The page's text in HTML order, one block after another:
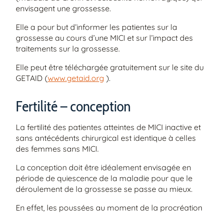
envisagent une grossesse.
Elle a pour but d’informer les patientes sur la
grossesse au cours d’une MICI et sur l’impact des
traitements sur la grossesse.
Elle peut être téléchargée gratuitement sur le site du
GETAID (www.getaid.org ).
Fertilité – conception
La fertilité des patientes atteintes de MICI inactive et
sans antécédents chirurgical est identique à celles
des femmes sans MICI.
La conception doit être idéalement envisagée en
période de quiescence de la maladie pour que le
déroulement de la grossesse se passe au mieux.
En effet, les poussées au moment de la procréation